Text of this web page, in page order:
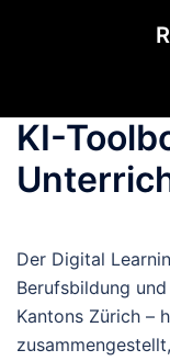
KI-
Der Digital
Berufsbildung
Kantons Zürich –